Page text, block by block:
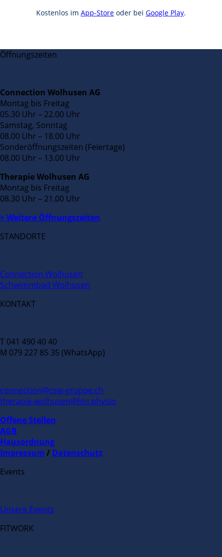
Kostenlos im App-Store oder bei Google Play.
Öffnungszeiten
Connection Wolhusen AG
Montag bis Freitag
05.30 Uhr – 22.00 Uhr
Samstag, Sonntag
08.00 Uhr – 18.00 Uhr
Sonderöffnungszeiten (Feiertage)
08.00 Uhr – 13.00 Uhr
Therapie Wolhusen AG
Montag bis Freitag
08.30 Uhr – 21.00 Uhr
> Weitere Öffnungszeiten
STANDORTE
Connection Wolhusen
Schwimmbad Wolhusen
KONTAKT
T 041 490 40 40
M 079 227 85 35 (WhatsApp)
connection@csw-gruppe.ch
therapie-wolhusen@hin.physio
Offene Stellen
AGB
Hausordnung
Impressum / Datenschutz
Events
Unsere Events
FITWORK